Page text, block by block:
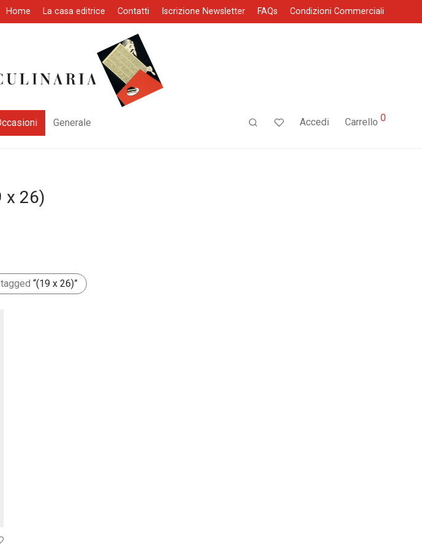
Home La casa editrice Contatti Iscrizione Newsletter FAQs Condizioni Commerciali
Generale Accedi Carrello 0
x 26)
“(19 x 26)”